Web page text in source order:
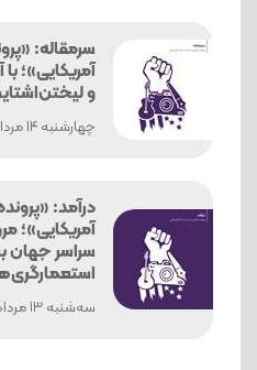
سرمقاله:
آمریکایی»؛ با
و
چهارشنبه 14 مرداد 1405
درآمد:
آمریکایی»؛
سراسر جهان
ﺳﻪشنبه 13 مرداد 1405